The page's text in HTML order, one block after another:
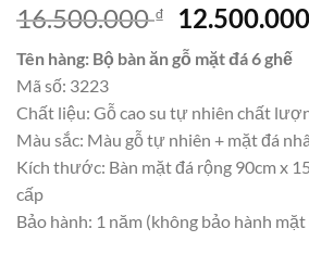
16.500.000₫
Giá
gốc
là:
12.500.000
Tên hàng: Bộ bàn ăn gỗ mặt đá 6 ghế
Mã số: 3223
Chất liệu: Gỗ cao su tự nhiên chất
Màu sắc: Màu gỗ tự nhiên + mặt đá
Kích thước: Bàn mặt đá rộng 90cm x
cấp
Bảo hành: 1 năm (không bảo hành mặt